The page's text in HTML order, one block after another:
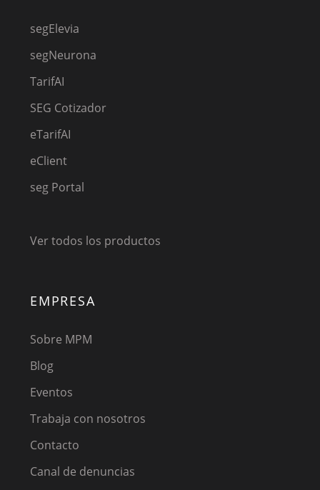
segElevia
segNeurona
TarifAI
SEG Cotizador
eTarifAI
eClient
seg Portal
Ver todos los productos
EMPRESA
Sobre MPM
Blog
Eventos
Trabaja con nosotros
Contacto
Canal de denuncias